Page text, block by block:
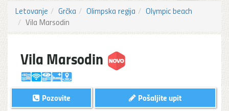
Letovanje Grčka Olimpska regija
Olympic beach
Vila Marsodin
Vila Marsodin
Pošaljite upit
Pozovite